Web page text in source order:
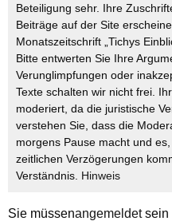
Beteiligung sehr. Ihre
Beiträge auf der Site
Monatszeitschrift „Tichys
Bitte entwerten Sie Ihre
Verunglimpfungen oder
Texte schalten wir nicht frei.
moderiert, da die juristische
verstehen Sie, dass die
morgens Pause macht und
zeitlichen Verzögerungen
Verständnis. Hinweis
Sie müssenangemeldetsein